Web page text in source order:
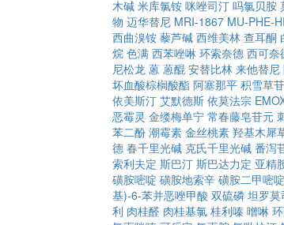
木碱 米库氯铵 咪唑司汀 吗氯贝胺
物 迈华替尼 MRI-1867 MU-PHE-
西曲溴铵 藜芦碱 西维美林 查耳酮
烷 色满 西苯唑啉 环索奈德 西可奈
尼松龙 蒽 蒽醌 安替比林 来他替尼
坏血酸棕榈酸酯 阿塞那平 积雪草苷
依美斯汀 艾默德斯 依莫法宗
恶霉灵 金缕梅单宁 常春藤皂苷元
苯二酚 潮霉素 金丝桃素 羟基木犀
德 春千里光碱 克氏千里光碱 番泻
索利夫定 斯巴汀 斯巴达力定 亚精
磺胺嘧啶 磺胺地索辛 磺胺二甲嘧啶
基)-6-苯并恶唑甲酸 双硫磷 坦罗莫
利 肉桂醛 肉桂基氯 桂利嗪 噌啉